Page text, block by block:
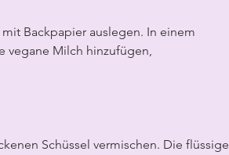
Backpapier auslegen. In einem
vegane Milch hinzufügen,
Schüssel vermischen. Die flüssige